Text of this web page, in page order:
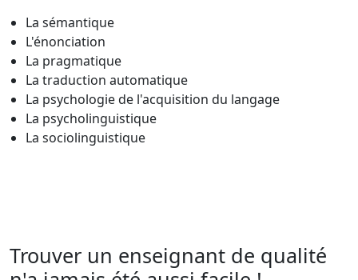
La sémantique
L'énonciation
La pragmatique
La traduction automatique
La psychologie de l'acquisition du langage
La psycholinguistique
La sociolinguistique
Trouver un enseignant de qualité